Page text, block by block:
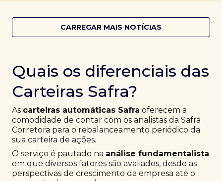
CARREGAR MAIS NOTÍCIAS
Quais os diferenciais das
Carteiras Safra?
As carteiras automáticas Safra oferecem a
comodidade de contar com os analistas da Safra
Corretora para o rebalanceamento periódico da
sua carteira de ações.
O serviço é pautado na análise fundamentalista
em que diversos fatores são avaliados, desde as
perspectivas de crescimento da empresa até o